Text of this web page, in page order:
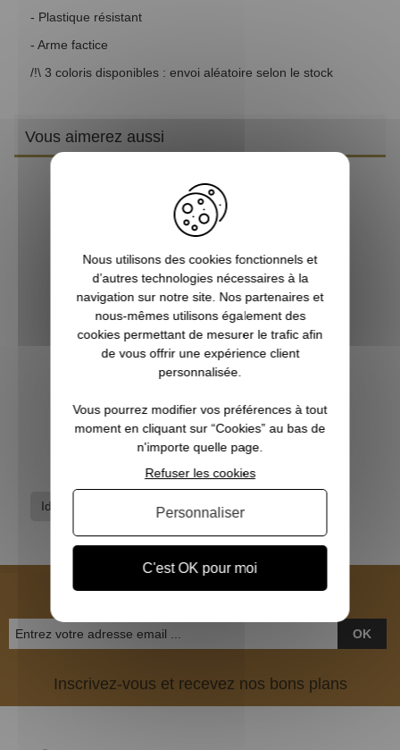
- Plastique résistant
- Arme factice
/!\ 3 coloris disponibles : envoi aléatoire selon le stock
Vous aimerez aussi
Couteau enfant My First Victorinox Rubis 9 fonctions
29,90 €
Idées cadeaux
NEWSLETTER
OK
Inscrivez-vous et recevez nos bons plans
Nous utilisons des cookies fonctionnels et
d’autres technologies nécessaires à la
navigation sur notre site. Nos partenaires et
nous-mêmes utilisons également des
cookies permettant de mesurer le trafic afin
de vous offrir une expérience client
personnalisée.
Vous pourrez modifier vos préférences à tout
moment en cliquant sur “Cookies” au bas de
n'importe quelle page.
C'est OK pour moi
Refuser les cookies
Personnaliser